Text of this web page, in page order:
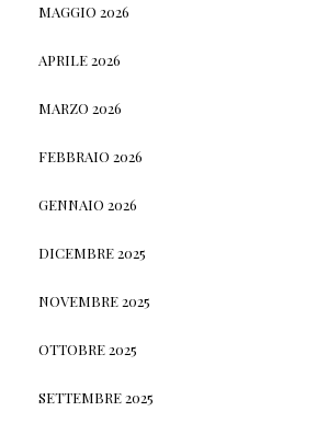
MAGGIO 2026
APRILE 2026
MARZO 2026
FEBBRAIO 2026
GENNAIO 2026
DICEMBRE 2025
NOVEMBRE 2025
OTTOBRE 2025
SETTEMBRE 2025